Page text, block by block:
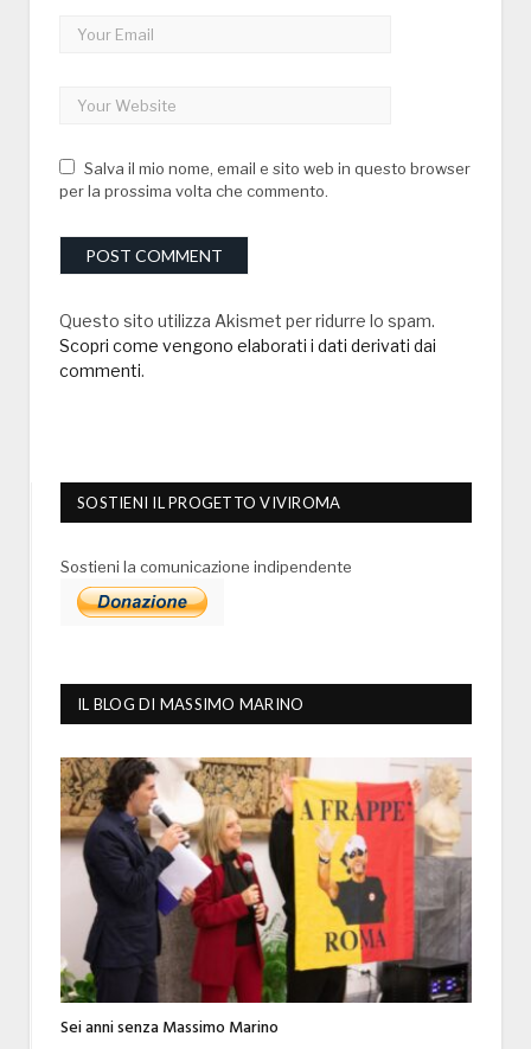
Salva il mio nome, email e sito web in questo browser
per la prossima volta che commento.
Questo sito utilizza Akismet per ridurre lo spam.
Scopri come vengono elaborati i dati derivati dai
commenti.
SOSTIENI IL PROGETTO VIVIROMA
Sostieni la comunicazione indipendente
IL BLOG DI MASSIMO MARINO
Sei anni senza Massimo Marino